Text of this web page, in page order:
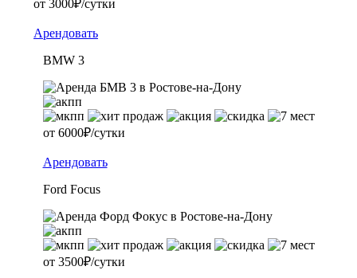
от 3000₽/сутки
Арендовать
BMW 3
от 6000₽/сутки
Арендовать
Ford Focus
от 3500₽/сутки